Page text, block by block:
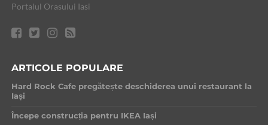
Portalul Orasului Iasi
ARTICOLE POPULARE
Hard Rock Cafe pregătește deschiderea unui restaurant la
Iași
Începe construcția pentru IKEA Iași